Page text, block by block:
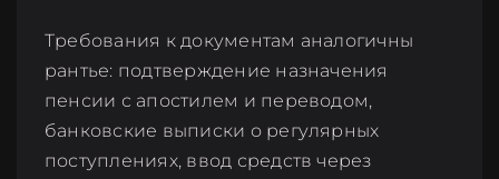
Требования к документам аналогичны
рантье: подтверждение назначения
пенсии с апостилем и переводом,
банковские выписки о регулярных
поступлениях, ввод средств через